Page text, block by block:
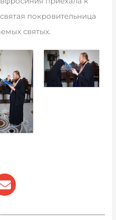
покровительница
святых.